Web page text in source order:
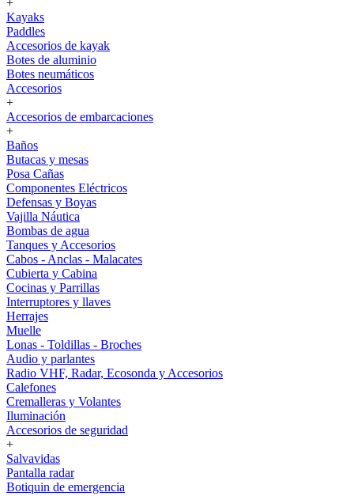
+
Kayaks
Paddles
Accesorios de kayak
Botes de aluminio
Botes neumáticos
Accesorios
+
Accesorios de embarcaciones
+
Baños
Butacas y mesas
Posa Cañas
Componentes Eléctricos
Defensas y Boyas
Vajilla Náutica
Bombas de agua
Tanques y Accesorios
Cabos - Anclas - Malacates
Cubierta y Cabina
Cocinas y Parrillas
Interruptores y llaves
Herrajes
Muelle
Lonas - Toldillas - Broches
Audio y parlantes
Radio VHF, Radar, Ecosonda y Accesorios
Calefones
Cremalleras y Volantes
Iluminación
Accesorios de seguridad
+
Salvavidas
Pantalla radar
Botiquin de emergencia